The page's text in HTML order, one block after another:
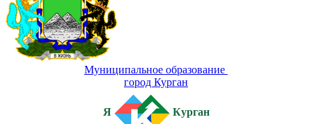
Муниципальное образование
город Курган
Я Курган